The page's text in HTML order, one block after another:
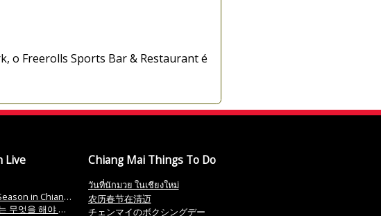
o Freerolls Sports Bar & Restaurant é
Live
in Chiang Mai
을 해야 할까요
Chiang Mai Things To Do
วันที่นักมวย ในเชียงใหม่
农历春节在清迈
チェンマイのボクシングデー